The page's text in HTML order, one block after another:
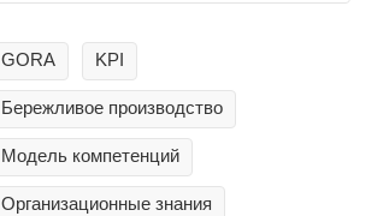
GORA KPI
Бережливое производство
Модель компетенций
Организационные знания